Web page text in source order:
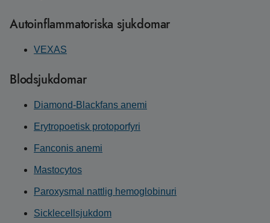
Autoinflammatoriska sjukdomar
VEXAS
Blodsjukdomar
Diamond-Blackfans anemi
Erytropoetisk protoporfyri
Fanconis anemi
Mastocytos
Paroxysmal nattlig hemoglobinuri
Sicklecellsjukdom